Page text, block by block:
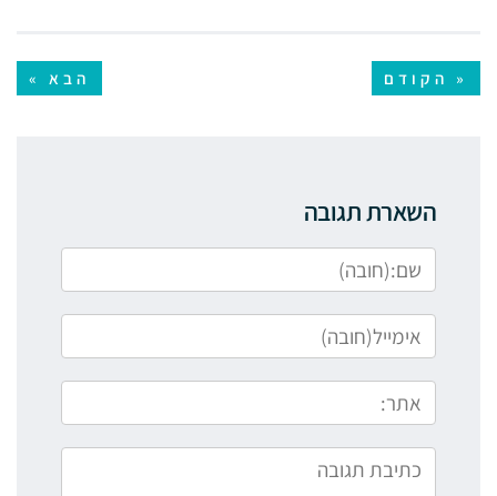
« הקודם הבא »
השארת תגובה